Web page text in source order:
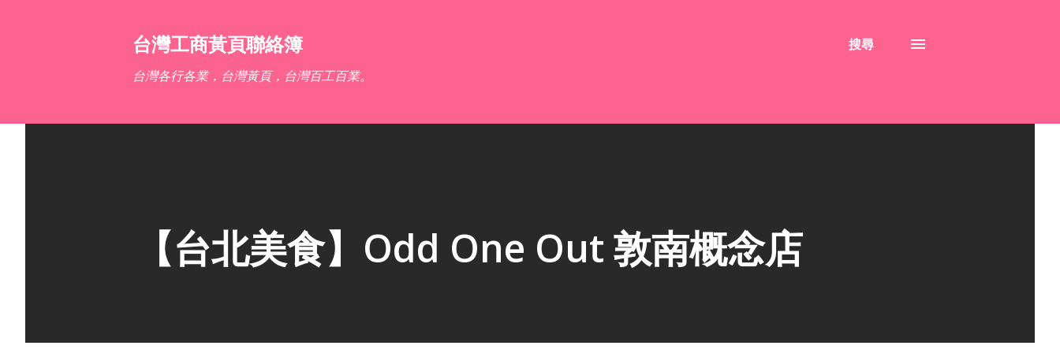
台灣工商黃頁聯絡簿
台灣各行各業，台灣黃頁，台灣百工百業。
搜尋
【台北美食】Odd One Out 敦南概念店